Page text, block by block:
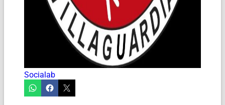
Socialab